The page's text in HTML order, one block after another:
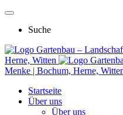
Suche
Gartenbau –
Herne, Witten
Menke | Bochum, Herne,
Startseite
Über uns
Über uns